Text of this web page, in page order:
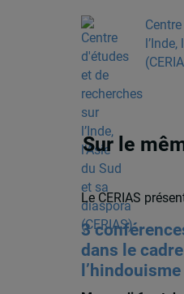
Sur le
Le CERIAS
3
dans le
l’hindouisme